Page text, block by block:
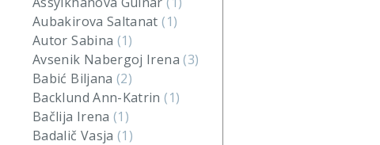
Aubakirova Saltanat(1)
Autor Sabina (1)
Avsenik Nabergoj Irena(3)
Babić Biljana(2)
Backlund Ann-Katrin(1)
Bačlija Irena(1)
Badalič Vasja(1)